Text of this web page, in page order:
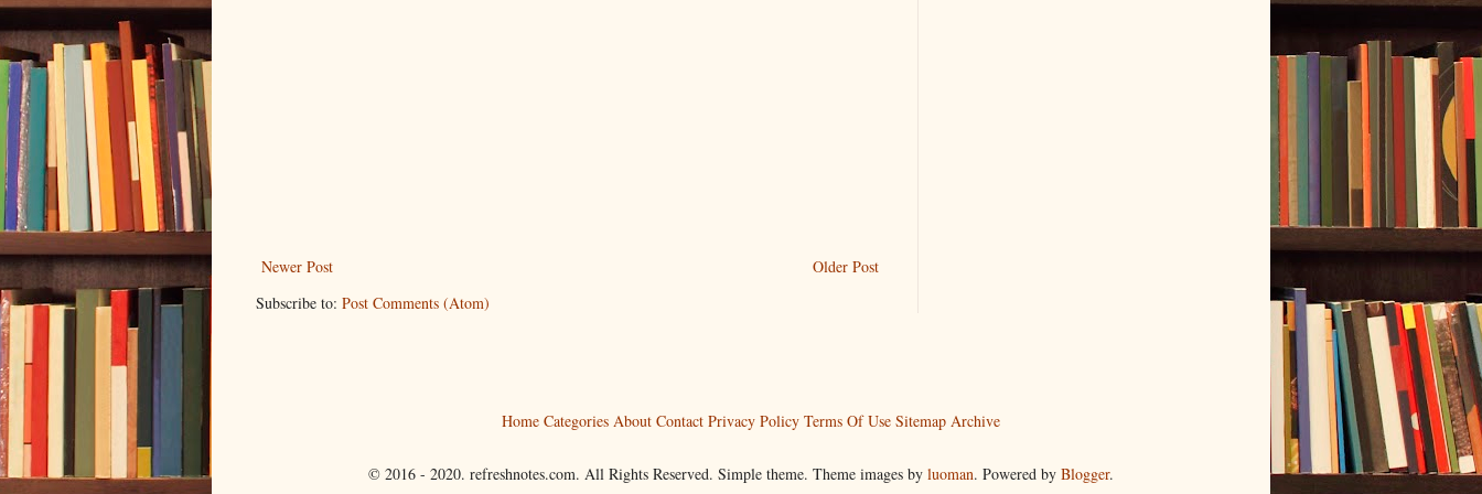
Newer Post
Older Post
Subscribe to: Post Comments (Atom)
Home Categories About Contact Privacy Policy Terms Of Use Sitemap Archive
© 2016 - 2020. refreshnotes.com. All Rights Reserved. Simple theme. Theme images by luoman. Powered by Blogger.